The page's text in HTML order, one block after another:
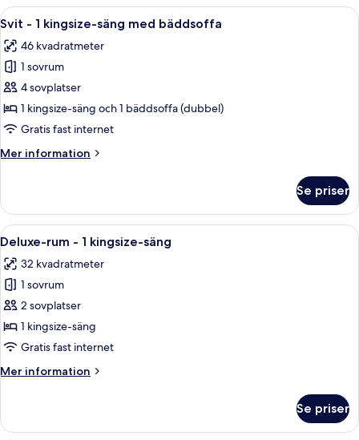
kingsize-
(Shower)
Öppna
alla
foton
för
Svit
-
1
säng
Ett hotellrum med en stor säng, två
5
Svit - 1 kingsize-säng med bäddsoffa
46 kvadratmeter
1 sovrum
4 sovplatser
1 kingsize-säng och 1 bäddsoffa (dubbel)
Gratis fast internet
Mer information
Mer
-
kingsize-
med
bäddsoffa
Se priser
Öppna
alla
foton
för
Deluxe-
rum
-
kingsize-
Ett hotellrum med en stor säng, två
4
Deluxe-rum - 1 kingsize-säng
32 kvadratmeter
1 sovrum
2 sovplatser
1 kingsize-säng
Gratis fast internet
Mer information
Mer
rum
Se priser